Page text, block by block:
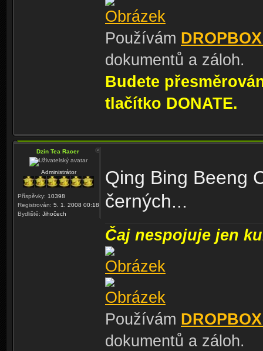
Používám
dokumentů a záloh.
Budete
tlačítko DONATE.
Dzin Tea Racer
Administrátor
Příspěvky: 10398
Registrován: 5. 1. 2008 00:18
Bydliště: Jihočech
Qing Bing Beeng
černých...
Čaj nespojuje jen
Používám
dokumentů a záloh.